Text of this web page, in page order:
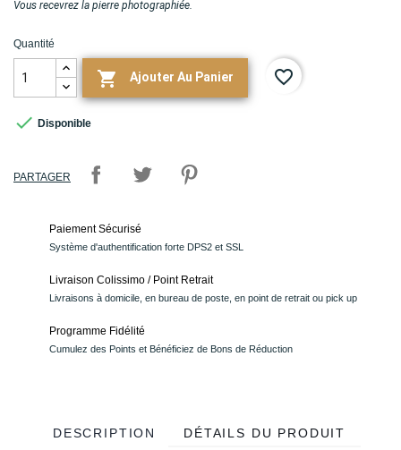
Vous recevrez la pierre photographiée.
Quantité
 Ajouter Au Panier favorite_border
 Disponible
PARTAGER
Paiement Sécurisé
Système d'authentification forte DPS2 et SSL
Livraison Colissimo / Point Retrait
Livraisons à domicile, en bureau de poste, en point de retrait ou pick up
Programme Fidélité
Cumulez des Points et Bénéficiez de Bons de Réduction
DESCRIPTION DÉTAILS DU PRODUIT